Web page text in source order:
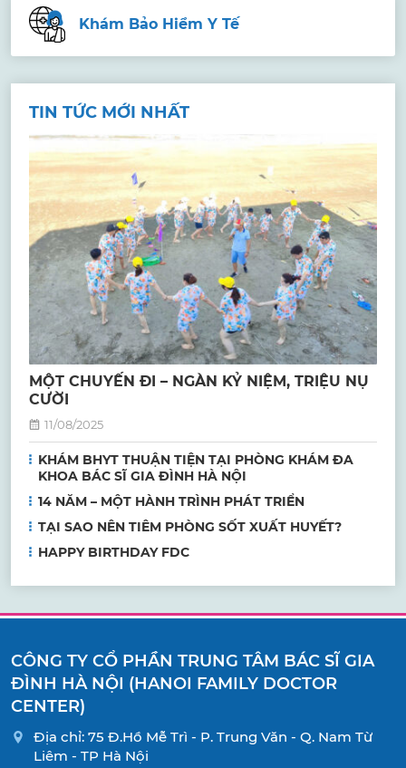
Khám Bảo Hiểm Y Tế
TIN TỨC MỚI NHẤT
MỘT CHUYẾN ĐI – NGÀN KỶ NIỆM, TRIỆU NỤ
CƯỜI
11/08/2025
KHÁM BHYT THUẬN TIỆN TẠI PHÒNG KHÁM ĐA
KHOA BÁC SĨ GIA ĐÌNH HÀ NỘI
14 NĂM – MỘT HÀNH TRÌNH PHÁT TRIỂN
TẠI SAO NÊN TIÊM PHÒNG SỐT XUẤT HUYẾT?
HAPPY BIRTHDAY FDC
CÔNG TY CỔ PHẦN TRUNG TÂM BÁC SĨ GIA
ĐÌNH HÀ NỘI (HANOI FAMILY DOCTOR
CENTER)
Địa chỉ: 75 Đ.Hồ Mễ Trì - P. Trung Văn - Q. Nam Từ
Liêm - TP Hà Nội